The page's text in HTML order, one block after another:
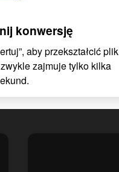
konwersję
aby przekształcić plik
zajmuje tylko kilka